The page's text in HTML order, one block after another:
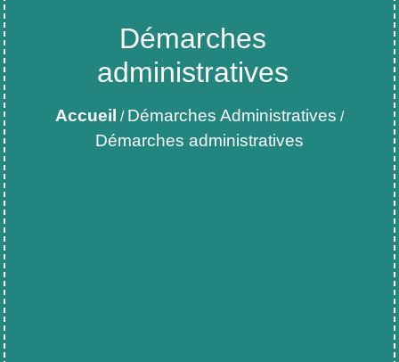
Démarches
administratives
Accueil / Démarches Administratives /
Démarches administratives